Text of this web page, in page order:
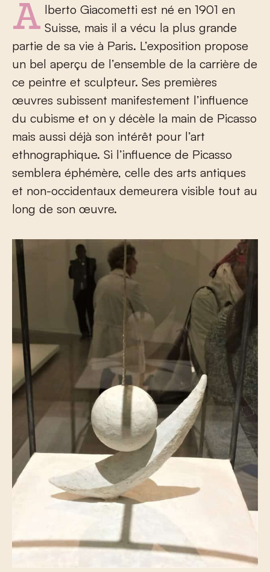
Alberto Giacometti est né en 1901 en Suisse, mais il a vécu la plus grande
partie de sa vie à Paris. L’exposition propose
un bel aperçu de l’ensemble de la carrière de
ce peintre et sculpteur. Ses premières
œuvres subissent manifestement l’influence
du cubisme et on y décèle la main de Picasso
mais aussi déjà son intérêt pour l’art
ethnographique. Si l’influence de Picasso
semblera éphémère, celle des arts antiques
et non-occidentaux demeurera visible tout au
long de son œuvre.